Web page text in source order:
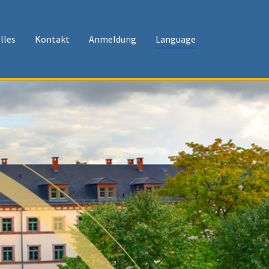
Kontakt Anmeldung Language